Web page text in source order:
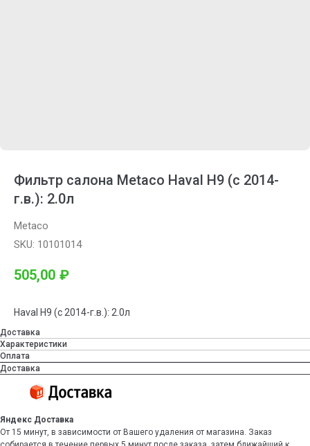
Фильтр салона Metaco Haval H9 (с 2014-
г.в.): 2.0л
Metaco
SKU: 10101014
505,00 ₽
Haval H9 (с 2014-г.в.): 2.0л
Доставка
Характеристики
Оплата
Доставка
Яндекс Доставка
От 15 минут, в зависимости от Вашего удаления от магазина. Заказ